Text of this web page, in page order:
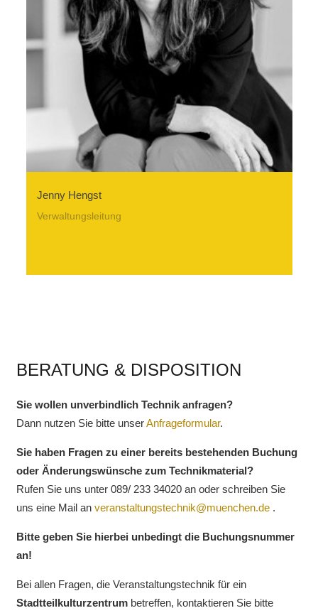
Jenny Hengst
Verwaltungsleitung
BERATUNG & DISPOSITION
Sie wollen unverbindlich Technik anfragen?
Dann nutzen Sie bitte unserAnfrageformular.
Sie haben Fragen zu einer bereits bestehenden Buchung
oder Änderungswünsche zum Technikmaterial?
Rufen Sie uns unter 089/ 233 34020 an oder schreiben Sie
uns eine Mail an veranstaltungstechnik@muenchen.de.
Bitte geben Sie hierbei unbedingt die Buchungsnummer
an!
Bei allen Fragen, die Veranstaltungstechnik für ein
Stadtteilkulturzentrumbetreffen, kontaktieren Sie bitte